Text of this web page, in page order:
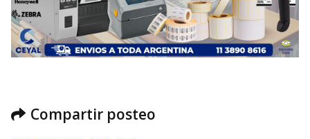
Compartir posteo